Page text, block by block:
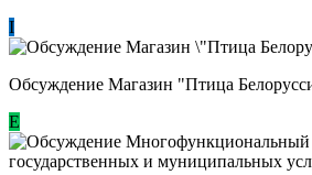
I
Обсуждение Магазин "Птица
Е